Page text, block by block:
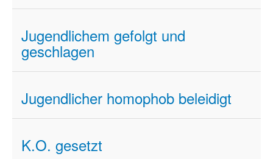
Jugendlichem gefolgt und
geschlagen
Jugendlicher homophob beleidigt
K.O. gesetzt